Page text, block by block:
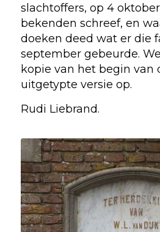
slachtoffers, op 4
bekenden schreef, en
doeken deed wat er die
september gebeurde.
kopie van het begin van
uitgetypte versie op.
Rudi Liebrand.